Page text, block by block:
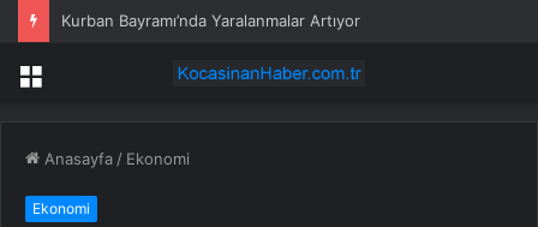
Kurban Bayramı’nda Yaralanmalar Artıyor
Menü
Anasayfa / Ekonomi
Ekonomi